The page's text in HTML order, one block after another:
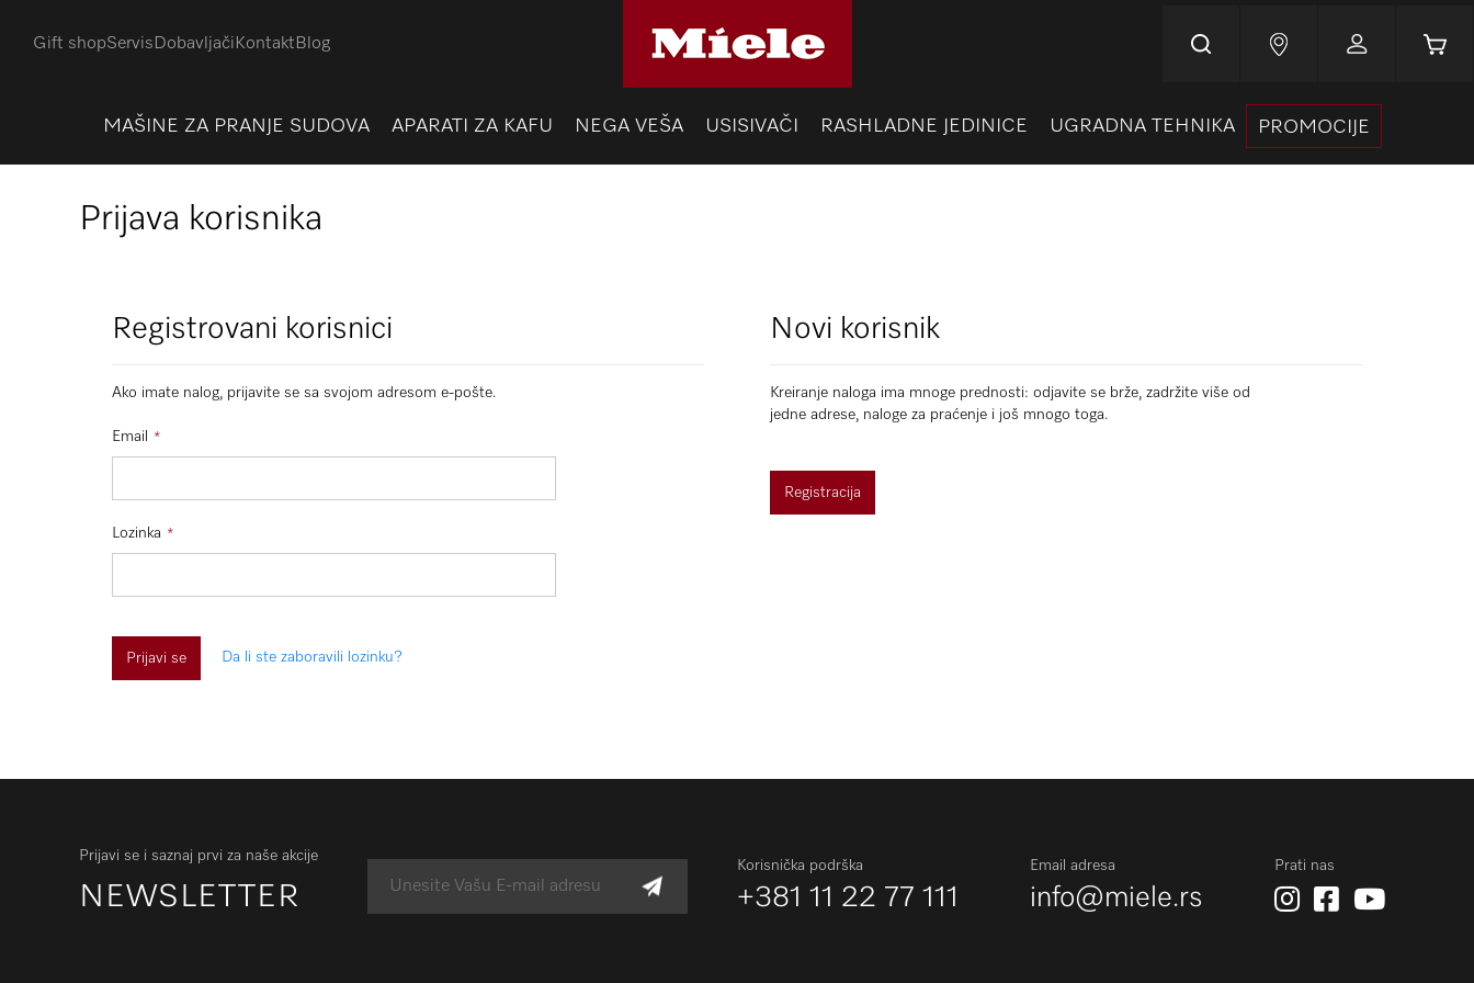
Gift shopServis Dobavljači Kontakt Blog
MAŠINE ZA PRANJE SUDOVA APARATI ZA KAFU NEGA VEŠA USISIVAČI RASHLADNE JEDINICE UGRADNA TEHNIKA PROMOCIJE
Prijava korisnika
Registrovani korisnici
Ako imate nalog, prijavite se sa svojom adresom e-pošte.
Email
Lozinka
Prijavi se Da li ste zaboravili lozinku?
Novi korisnik
Kreiranje naloga ima mnoge prednosti: odjavite se brže, zadržite više od
jedne adrese, naloge za praćenje i još mnogo toga.
Registracija
Prijavi se i saznaj prvi za naše akcije
NEWSLETTER
Korisnička podrška
+381 11 22 77 111
Email adresa
info@miele.rs
Prati nas